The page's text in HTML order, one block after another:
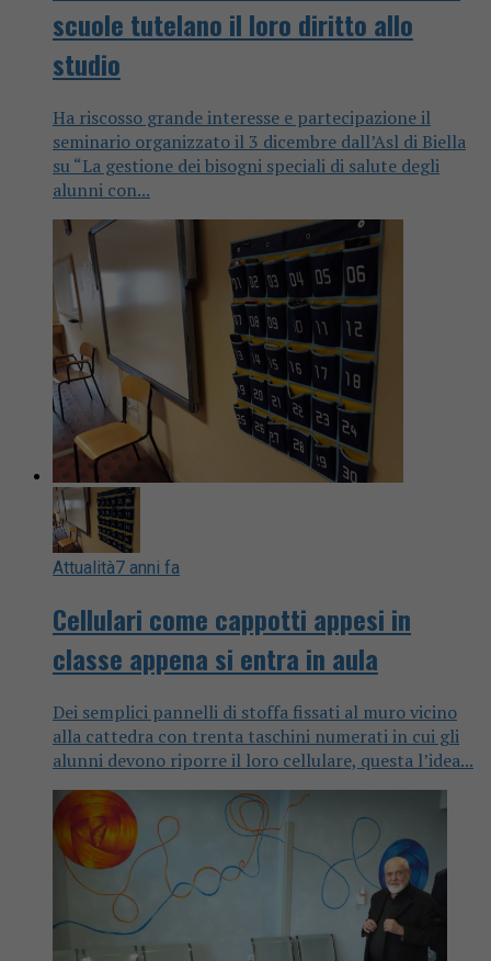
scuole tutelano il loro diritto allo
studio
Ha riscosso grande interesse e partecipazione il
seminario organizzato il 3 dicembre dall’Asl di Biella
su “La gestione dei bisogni speciali di salute degli
alunni con...
Attualità7 anni fa
Cellulari come cappotti appesi in
classe appena si entra in aula
Dei semplici pannelli di stoffa fissati al muro vicino
alla cattedra con trenta taschini numerati in cui gli
alunni devono riporre il loro cellulare, questa l’idea...